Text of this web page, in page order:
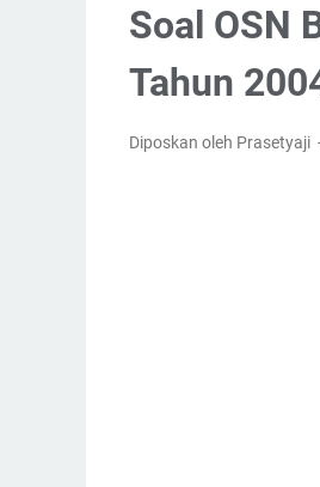
Soal OSN
Tahun
Diposkan oleh Prasetyaji